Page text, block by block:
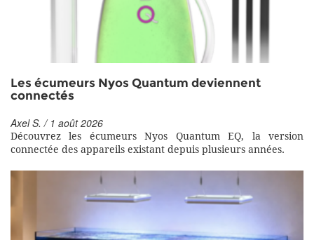
Les écumeurs Nyos Quantum deviennent
connectés
Axel S. / 1 août 2026
Découvrez les écumeurs Nyos Quantum EQ, la version
connectée des appareils existant depuis plusieurs années.